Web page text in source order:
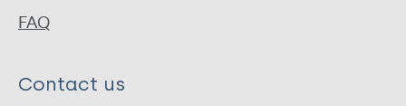
FAQ
Contact us